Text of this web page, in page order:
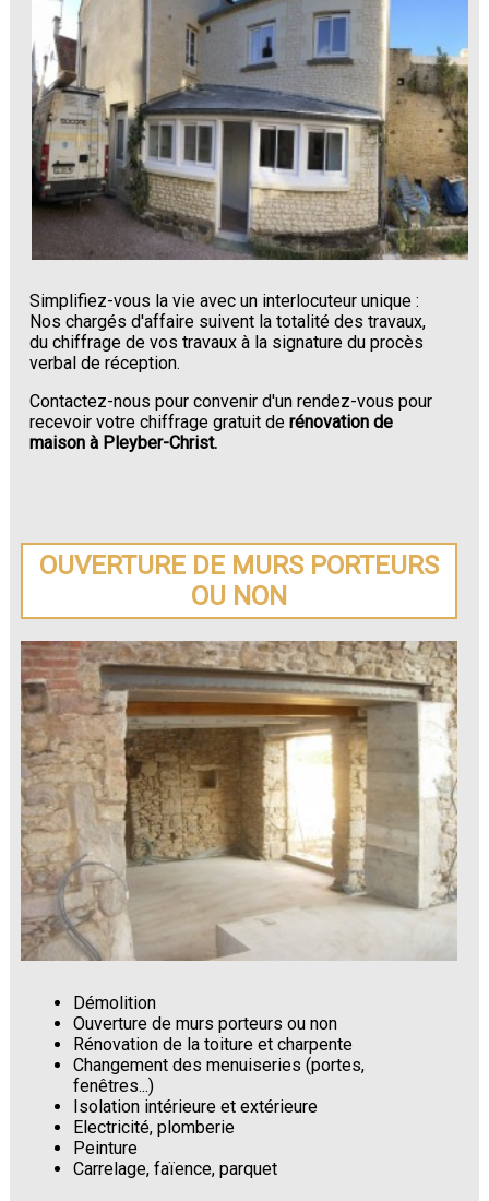
Simplifiez-vous la vie avec un interlocuteur unique :
Nos chargés d'affaire suivent la totalité des travaux,
du chiffrage de vos travaux à la signature du procès
verbal de réception.
Contactez-nous pour convenir d'un rendez-vous pour
recevoir votre chiffrage gratuit derénovation de
maison à Pleyber-Christ.
OUVERTURE DE MURS PORTEURS
OU NON
Démolition
Ouverture de murs porteurs ou non
Rénovation de la toiture et charpente
Changement des menuiseries (portes,
fenêtres...)
Isolation intérieure et extérieure
Electricité, plomberie
Peinture
Carrelage, faïence, parquet